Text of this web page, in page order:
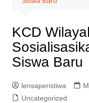
KCD
Siswa Baru
lensaperistiwa
Uncategorized